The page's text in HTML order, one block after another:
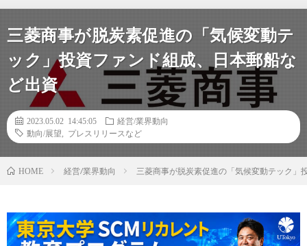
三菱商事が脱炭素促進の「気候変動テ
ック」投資ファンド組成、日本郵船な
ど出資
2023.05.02 14:45:05
経営/業界動向
動向/展望
プレスリリースなど
HOME 経営/業界動向 三菱商事が脱炭素促進の「気候変動テック」